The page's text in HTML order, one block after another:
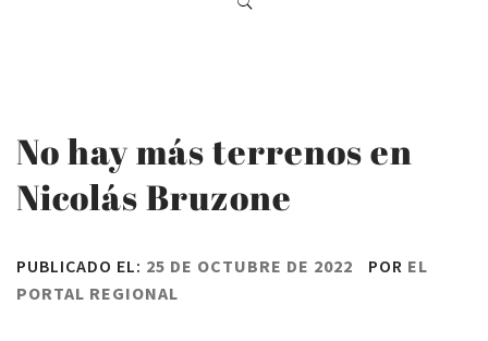
No hay más terrenos en
Nicolás Bruzone
PUBLICADO EL: 25 DE OCTUBRE DE 2022 POR EL
PORTAL REGIONAL